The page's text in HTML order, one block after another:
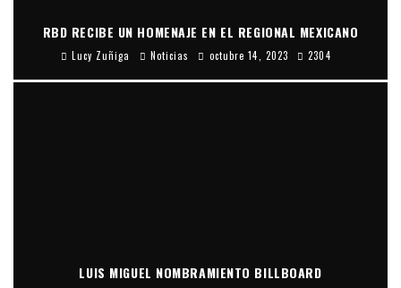
RBD RECIBE UN HOMENAJE EN EL REGIONAL MEXICANO
Lucy Zuñiga Noticias octubre 14, 2023 2304
LUIS MIGUEL NOMBRAMIENTO BILLBOARD